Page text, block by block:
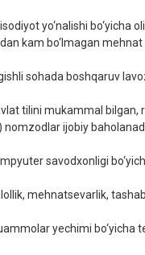
yo‘nalishi bo‘yicha
kam bo‘lmagan
sohada boshqaruv
tilini mukammal bilgan,
nomzodlar ijobiy
savodxonligi
mehnatsevarlik,
yechimi bo‘yicha